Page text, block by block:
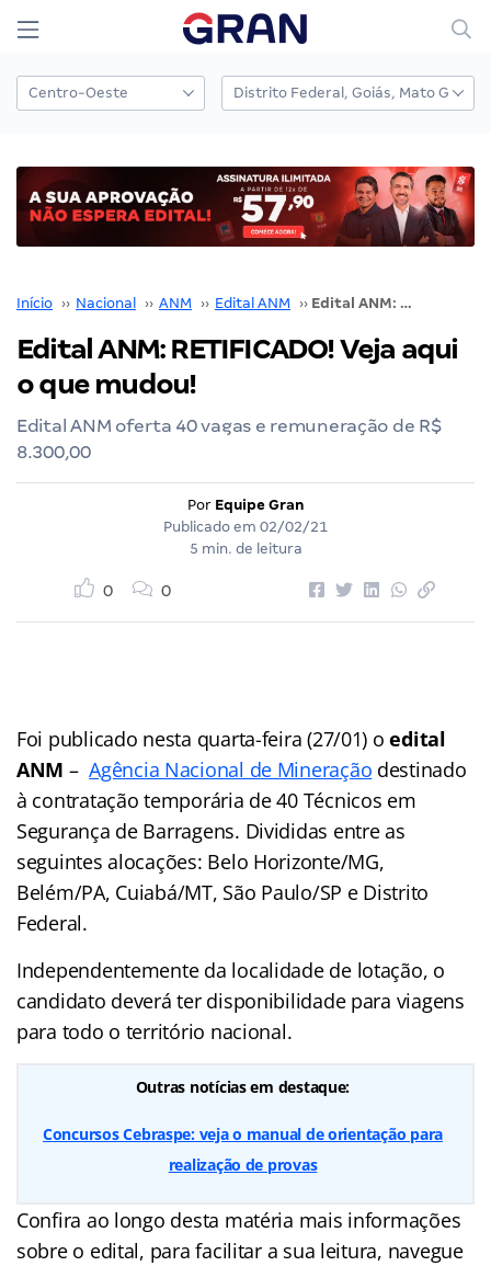
Início ›› Nacional ›› ANM ›› Edital ANM ›› Edital ANM: RETIFICADO! Veja aqui o que mudou!
Edital ANM: RETIFICADO! Veja aqui
o que mudou!
Edital ANM oferta 40 vagas e remuneração de R$
8.300,00
Por Equipe Gran
Publicado em 02/02/21
5 min. de leitura
0 0
Foi publicado nesta quarta-feira (27/01) oedital
ANM –Agência Nacional de Mineração destinado
à contratação temporária de 40 Técnicos em
Segurança de Barragens. Divididas entre as
seguintes alocações: Belo Horizonte/MG,
Belém/PA, Cuiabá/MT, São Paulo/SP e Distrito
Federal.
Independentemente da localidade de lotação, o
candidato deverá ter disponibilidade para viagens
para todo o território nacional.
Outras notícias em destaque:
Concursos Cebraspe: veja o manual de orientação para
realização de provas
Confira ao longo desta matéria mais informações
sobre o edital, para facilitar a sua leitura, navegue